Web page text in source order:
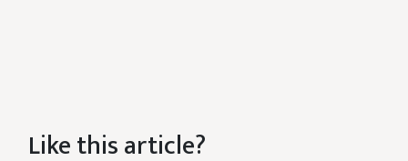
Like this article?